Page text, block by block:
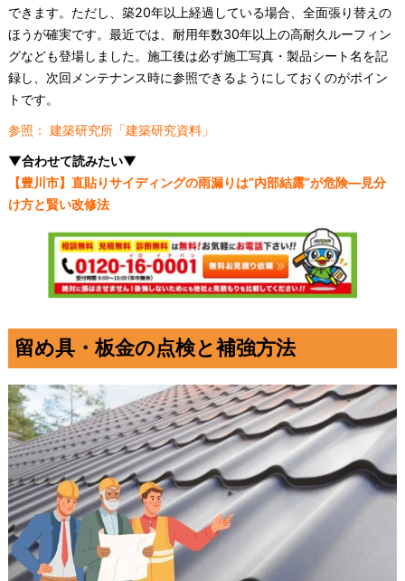
できます。ただし、築20年以上経過している場合、全面張り替えの
ほうが確実です。最近では、耐用年数30年以上の高耐久ルーフィン
グなども登場しました。施工後は必ず施工写真・製品シート名を記
録し、次回メンテナンス時に参照できるようにしておくのがポイン
トです。
参照： 建築研究所「建築研究資料」
▼合わせて読みたい▼
【豊川市】直貼りサイディングの雨漏りは“内部結露”が危険—見分
け方と賢い改修法
留め具・板金の点検と補強方法